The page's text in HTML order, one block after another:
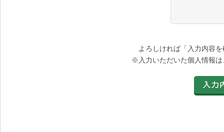
よろしければ「入力内容
※入力いただいた個人情報